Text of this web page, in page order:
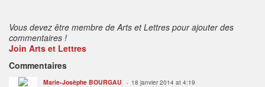
Vous devez être membre de Arts et Lettres pour ajouter des
commentaires !
Join Arts et Lettres
Commentaires
Marie-Josèphe BOURGAU 18 janvier 2014 at 4:19